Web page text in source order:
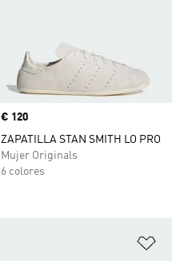
Precio
€ 120
ZAPATILLA STAN SMITH LO PRO
Mujer Originals
6 colores